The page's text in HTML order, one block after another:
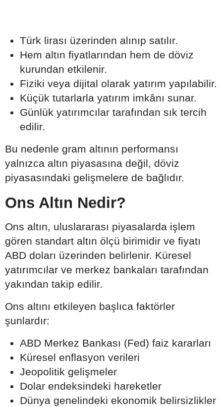
Türk lirası üzerinden alınıp satılır.
Hem altın fiyatlarından hem de döviz
kurundan etkilenir.
Fiziki veya dijital olarak yatırım yapılabilir.
Küçük tutarlarla yatırım imkânı sunar.
Günlük yatırımcılar tarafından sık tercih
edilir.
Bu nedenle gram altının performansı
yalnızca altın piyasasına değil, döviz
piyasasındaki gelişmelere de bağlıdır.
Ons Altın Nedir?
Ons altın, uluslararası piyasalarda işlem
gören standart altın ölçü birimidir ve fiyatı
ABD doları üzerinden belirlenir. Küresel
yatırımcılar ve merkez bankaları tarafından
yakından takip edilir.
Ons altını etkileyen başlıca faktörler
şunlardır:
ABD Merkez Bankası (Fed) faiz kararları
Küresel enflasyon verileri
Jeopolitik gelişmeler
Dolar endeksindeki hareketler
Dünya genelindeki ekonomik belirsizlikler